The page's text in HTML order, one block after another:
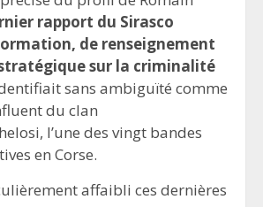
rapport du Sirasco
de renseignement
sur la criminalité
sans ambiguïté comme
du clan
l’une des vingt bandes
en Corse.
affaibli ces dernières